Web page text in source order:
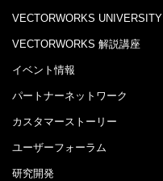
VECTORWORKS UNIVERSITY
VECTORWORKS 解説講座
イベント情報
パートナーネットワーク
カスタマーストーリー
ユーザーフォーラム
研究開発